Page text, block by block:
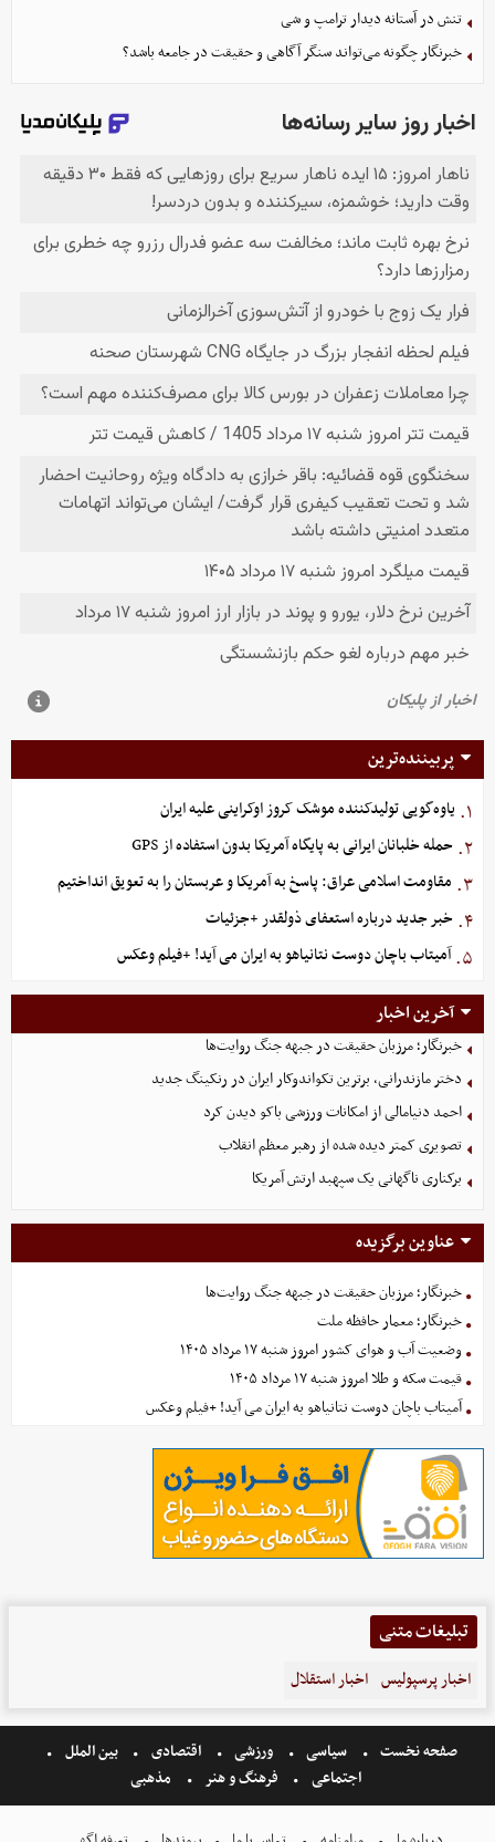
تنش در آستانه دیدار ترامپ و شی
خبرنگار چگونه می‌تواند سنگر آگاهی و حقیقت در جامعه باشد؟
پربیننده‌ترین
۱. یاوه‌گویی تولیدکننده موشک کروز اوکراینی علیه ایران
۲. حمله خلبانان ایرانی به پایگاه آمریکا بدون استفاده از GPS
۳. مقاومت اسلامی عراق: پاسخ به آمریکا و عربستان را به تعویق انداختیم
۴. خبر جدید درباره استعفای ذولقدر +جزئیات
۵. آمیتاب باچان دوست نتانیاهو به ایران می آید! +فیلم وعکس
آخرین اخبار
خبرنگار؛ مرزبان حقیقت در جبهه جنگ روایت‌ها
دختر مازندرانی، برترین تکواندوکار ایران در رنکینگ جدید
احمد دنیامالی از امکانات ورزشی باکو دیدن کرد
تصویری کمتر دیده شده از رهبر معظم انقلاب
برکناری ناگهانی یک سپهبد ارتش آمریکا
عناوین برگزیده
خبرنگار؛ مرزبان حقیقت در جبهه جنگ روایت‌ها
خبرنگار؛ معمار حافظه ملت
وضعیت آب و هوای کشور امروز شنبه ۱۷ مرداد ۱۴۰۵
قیمت سکه و طلا امروز شنبه ۱۷ مرداد ۱۴۰۵
آمیتاب باچان دوست نتانیاهو به ایران می آید! +فیلم وعکس
تبلیغات متنی
اخبار پرسپولیس اخبار استقلال
صفحه نخست سیاسی ورزشی اقتصادی
بین الملل
اجتماعی
فرهنگ و هنر مذهبی